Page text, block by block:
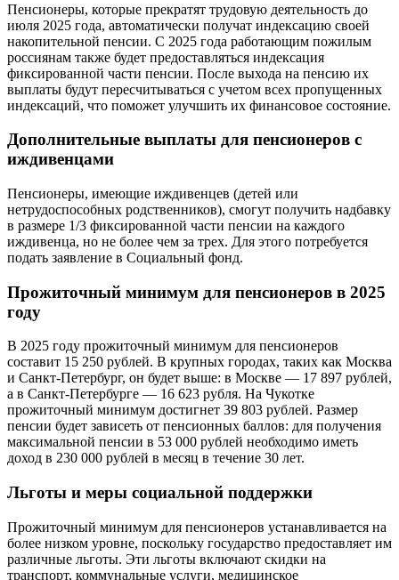
Пенсионеры, которые прекратят трудовую деятельность до
июля 2025 года, автоматически получат индексацию своей
накопительной пенсии. С 2025 года работающим пожилым
россиянам также будет предоставляться индексация
фиксированной части пенсии. После выхода на пенсию их
выплаты будут пересчитываться с учетом всех пропущенных
индексаций, что поможет улучшить их финансовое состояние.
Дополнительные выплаты для пенсионеров с
иждивенцами
Пенсионеры, имеющие иждивенцев (детей или
нетрудоспособных родственников), смогут получить надбавку
в размере 1/3 фиксированной части пенсии на каждого
иждивенца, но не более чем за трех. Для этого потребуется
подать заявление в Социальный фонд.
Прожиточный минимум для пенсионеров в 2025
году
В 2025 году прожиточный минимум для пенсионеров
составит 15 250 рублей. В крупных городах, таких как Москва
и Санкт-Петербург, он будет выше: в Москве — 17 897 рублей,
а в Санкт-Петербурге — 16 623 рубля. На Чукотке
прожиточный минимум достигнет 39 803 рублей. Размер
пенсии будет зависеть от пенсионных баллов: для получения
максимальной пенсии в 53 000 рублей необходимо иметь
доход в 230 000 рублей в месяц в течение 30 лет.
Льготы и меры социальной поддержки
Прожиточный минимум для пенсионеров устанавливается на
более низком уровне, поскольку государство предоставляет им
различные льготы. Эти льготы включают скидки на
транспорт, коммунальные услуги, медицинское